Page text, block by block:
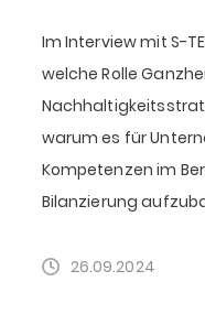
Im Interview mit S-
welche Rolle
warum es für
Kompetenzen im
Bilanzierung
26.09.2024